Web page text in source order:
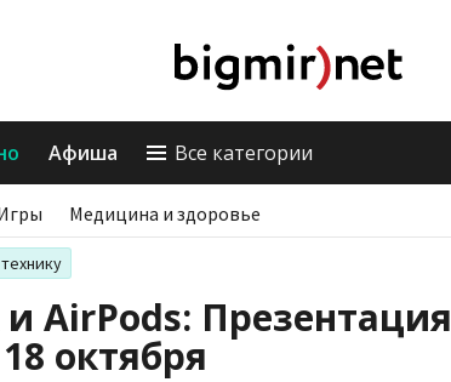
Афиша Все категории
Медицина и здоровье
AirPods: Презентация
октября